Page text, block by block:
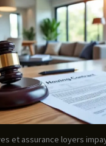
et assurance loyers